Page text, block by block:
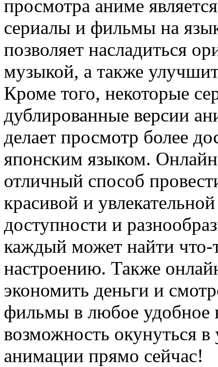
просмотра аниме
сериалы и фильмы на
позволяет насладиться
музыкой, а также
Кроме того, некоторые
дублированные версии
делает просмотр более
японским языком.
отличный способ
красивой и
доступности и
каждый может найти что-
настроению. Также
экономить деньги и
фильмы в любое удобное
возможность окунуться
анимации прямо сейчас!